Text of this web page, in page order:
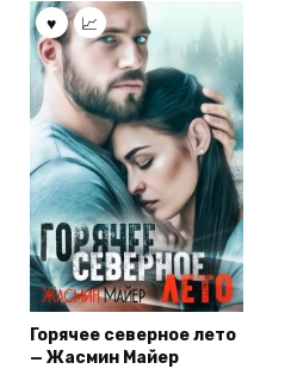
Горячее северное лето
— Жасмин Майер